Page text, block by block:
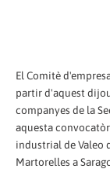
El Comitè
partir d'aquest
companyes de la
aquesta
industrial de Valeo
Martorelles a